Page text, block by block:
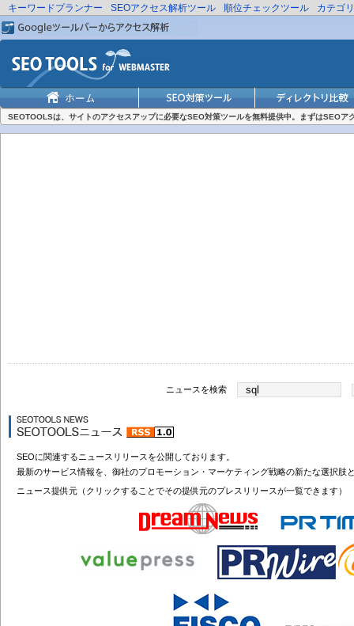
キーワードプランナー SEOアクセス解析ツール 順位チェックツール カテゴ
SEOTOOLSは、サイトのアクセスアップに必要なSEO対策ツールを無料提供中。まずはSEOア
ニュースを検索
SEOに関連するニュースリリースを公開しております。
最新のサービス情報を、御社のプロモーション・マーケティング戦略の新たな選択肢
ニュース提供元（クリックすることでその提供元のプレスリリースが一覧できます）